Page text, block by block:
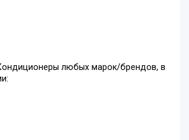
любых марок/брендов, в